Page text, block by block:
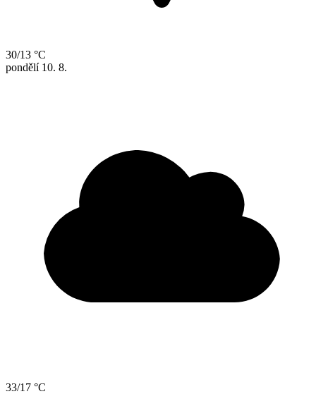
30/13 °C
pondělí 10. 8.
33/17 °C